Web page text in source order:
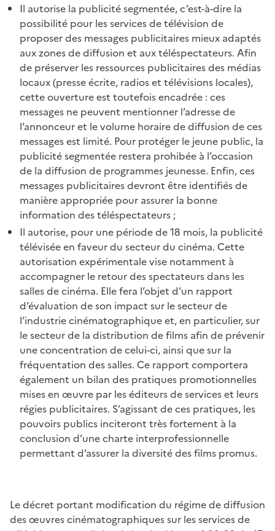
Il autorise la publicité segmentée, c’est-à-dire la
possibilité pour les services de télévision de
proposer des messages publicitaires mieux adaptés
aux zones de diffusion et aux téléspectateurs. Afin
de préserver les ressources publicitaires des médias
locaux (presse écrite, radios et télévisions locales),
cette ouverture est toutefois encadrée : ces
messages ne peuvent mentionner l’adresse de
l’annonceur et le volume horaire de diffusion de ces
messages est limité. Pour protéger le jeune public, la
publicité segmentée restera prohibée à l’occasion
de la diffusion de programmes jeunesse. Enfin, ces
messages publicitaires devront être identifiés de
manière appropriée pour assurer la bonne
information des téléspectateurs ;
Il autorise, pour une période de 18 mois, la publicité
télévisée en faveur du secteur du cinéma. Cette
autorisation expérimentale vise notamment à
accompagner le retour des spectateurs dans les
salles de cinéma. Elle fera l’objet d’un rapport
d’évaluation de son impact sur le secteur de
l’industrie cinématographique et, en particulier, sur
le secteur de la distribution de films afin de prévenir
une concentration de celui-ci, ainsi que sur la
fréquentation des salles. Ce rapport comportera
également un bilan des pratiques promotionnelles
mises en œuvre par les éditeurs de services et leurs
régies publicitaires. S’agissant de ces pratiques, les
pouvoirs publics inciteront très fortement à la
conclusion d’une charte interprofessionnelle
permettant d’assurer la diversité des films promus.
Le décret portant modification du régime de diffusion
des œuvres cinématographiques sur les services de